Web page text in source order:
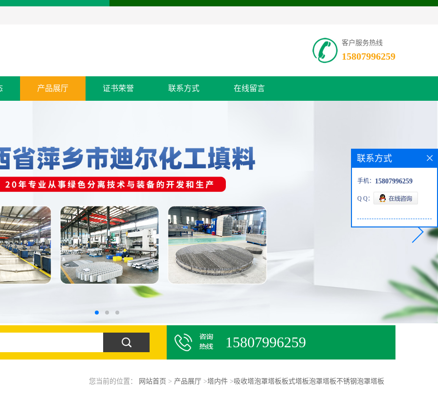
客户服务热线
15807996259
产品展厅 证书荣誉 联系方式 在线留言
15807996259
您当前的位置： 网站首页 > 产品展厅 >塔内件>吸收塔泡罩塔板板式塔板泡罩塔板不锈钢泡罩塔板
联系方式
手机： 15807996259
Q Q：